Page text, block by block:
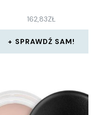
162,83ZŁ
SPRAWDŹ SAM!